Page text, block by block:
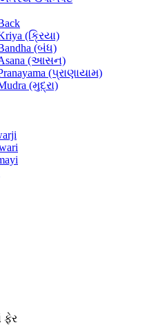
(ક્રિયા)
(બંધ)
(આસન)
(પ્રાણાયામ)
(મુદ્રા)
ફેર